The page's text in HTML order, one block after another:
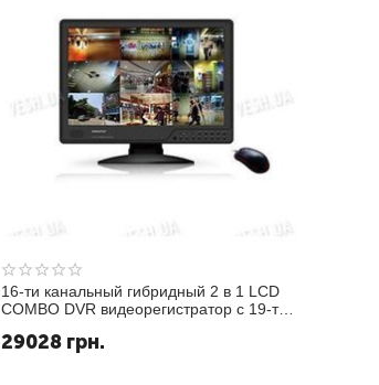
16-ти канальный гибридный 2 в 1 LCD
COMBO DVR видеорегистратор с 19-ти
realtime c разрешением CIF (модель
29028 грн.